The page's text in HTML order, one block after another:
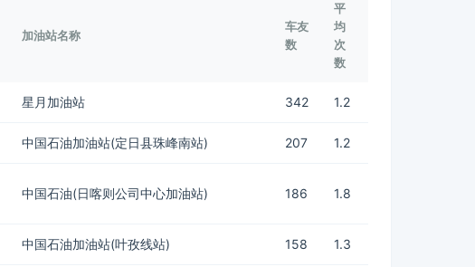
加油站名称
车友
数
平
均
次
数
星月加油站 342 1.2
中国石油加油站(定日县珠峰南站) 207 1.2
中国石油(日喀则公司中心加油站) 186 1.8
中国石油加油站(叶孜线站) 158 1.3